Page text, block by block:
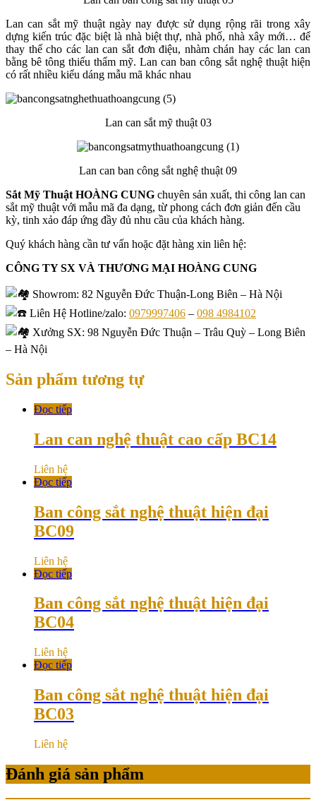
Lan can sắt mỹ thuật ngày nay được sử dụng rộng rãi trong xây
dựng kiến trúc đặc biệt là nhà biệt thự, nhà phố, nhà xây mới… để
thay thế cho các lan can sắt đơn điệu, nhàm chán hay các lan can
bằng bê tông thiếu thẩm mỹ. Lan can ban công sắt nghệ thuật hiện
có rất nhiều kiểu dáng mẫu mã khác nhau
Lan can sắt mỹ thuật 03
Lan can ban công sắt nghệ thuật 09
Sắt Mỹ Thuật HOÀNG CUNG chuyên sản xuất, thi công lan can
sắt mỹ thuật với mẫu mã đa dạng, từ phong cách đơn giản đến cầu
kỳ, tinh xảo đáp ứng đầy đủ nhu cầu của khách hàng.
Quý khách hàng cần tư vấn hoặc đặt hàng xin liên hệ:
CÔNG TY SX VÀ THƯƠNG MẠI HOÀNG CUNG
Showrom: 82 Nguyễn Đức Thuận-Long Biên – Hà Nội
Liên Hệ Hotline/zalo: 0979997406 – 098 4984102
Xưởng SX: 98 Nguyễn Đức Thuận – Trâu Quỳ – Long Biên
– Hà Nội
Sản phẩm tương tự
Đọc tiếp
Lan can nghệ thuật cao cấp BC14
Liên hệ
Đọc tiếp
Ban công sắt nghệ thuật hiện đại
BC09
Liên hệ
Đọc tiếp
Ban công sắt nghệ thuật hiện đại
BC04
Liên hệ
Đọc tiếp
Ban công sắt nghệ thuật hiện đại
BC03
Liên hệ
Đánh giá sản phẩm